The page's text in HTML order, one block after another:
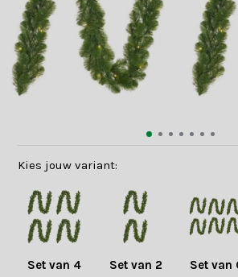
Kies jouw variant:
Set van 4 Set van 2 Set van